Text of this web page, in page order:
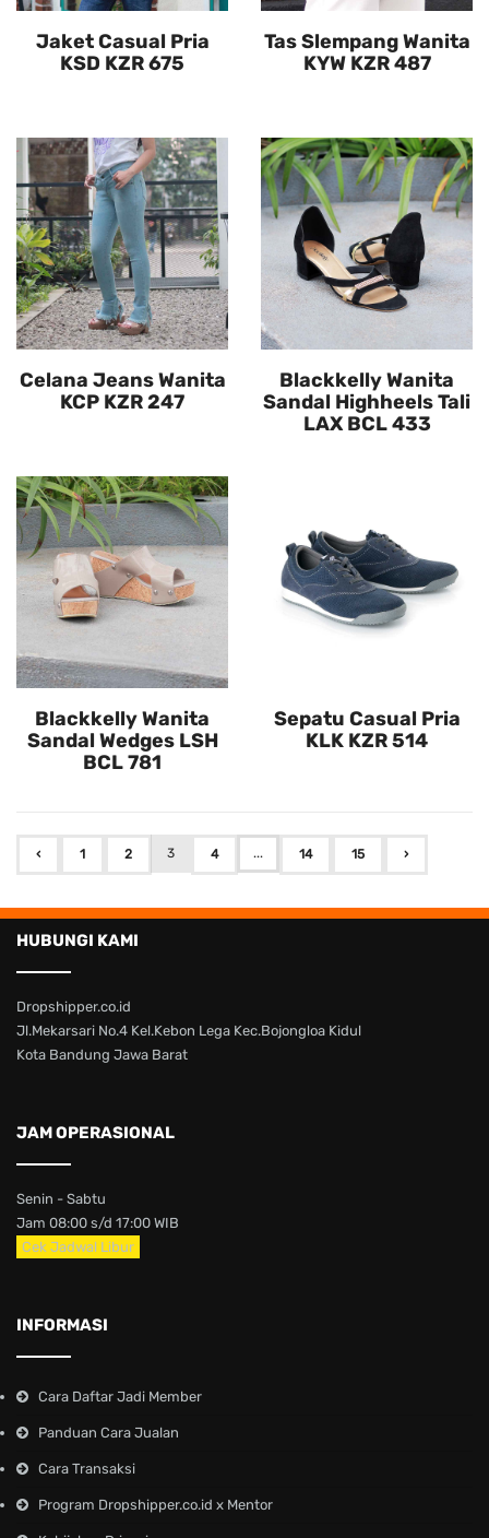
Jaket Casual Pria
KSD KZR 675
Tas Slempang Wanita
KYW KZR 487
Celana Jeans Wanita
KCP KZR 247
Blackkelly Wanita
Sandal Highheels Tali
LAX BCL 433
Blackkelly Wanita
Sandal Wedges LSH
BCL 781
Sepatu Casual Pria
KLK KZR 514
‹ 1 2 3 4 ... 14 15 ›
HUBUNGI KAMI
Dropshipper.co.id
Jl.Mekarsari No.4 Kel.Kebon Lega Kec.Bojongloa Kidul
Kota Bandung Jawa Barat
JAM OPERASIONAL
Senin - Sabtu
Jam 08:00 s/d 17:00 WIB
Cek Jadwal Libur
INFORMASI
Cara Daftar Jadi Member
Panduan Cara Jualan
Cara Transaksi
Program Dropshipper.co.id x Mentor